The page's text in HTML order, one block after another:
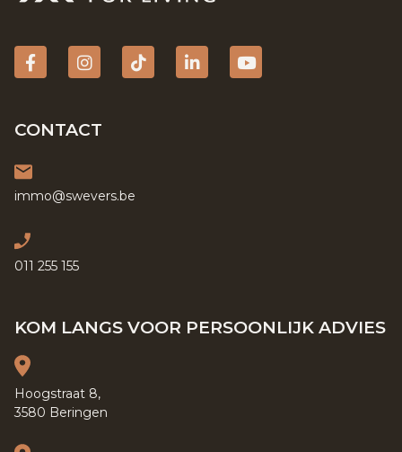
FacebookInstagram
tiktokLinkedinYouTube
CONTACT
immo@swevers.be
011 255 155
KOM LANGS VOOR PERSOONLIJK ADVIES
Hoogstraat 8,
3580 Beringen